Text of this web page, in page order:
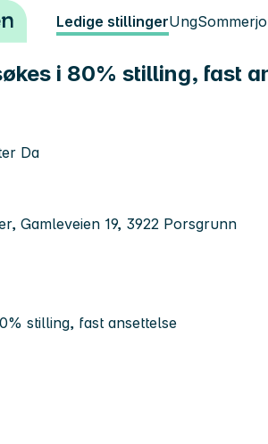
Ledige stillingerUng
i 80% stilling, fast
Da
Gamleveien 19, 3922 Porsgrunn
stilling, fast ansettelse